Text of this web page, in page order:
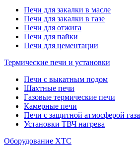
Печи для закалки в масле
Печи для закалки в газе
Печи для отжига
Печи для пайки
Печи для цементации
Термические печи и установки
Печи с выкатным подом
Шахтные печи
Газовые термические печи
Камерные печи
Печи с защитной атмосферой газа
Установки ТВЧ нагрева
Оборудование ХТС